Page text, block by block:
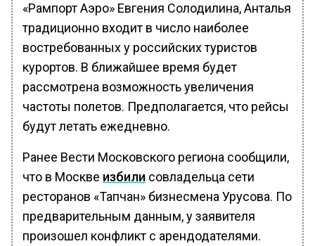
«Рампорт Аэро» Евгения Солодилина, Анталья
традиционно входит в число наиболее
востребованных у российских туристов
курортов. В ближайшее время будет
рассмотрена возможность увеличения
частоты полетов. Предполагается, что рейсы
будут летать ежедневно.
Ранее Вести Московского региона сообщили,
что в Москве избили совладельца сети
ресторанов «Тапчан» бизнесмена Урусова. По
предварительным данным, у заявителя
произошел конфликт с арендодателями.